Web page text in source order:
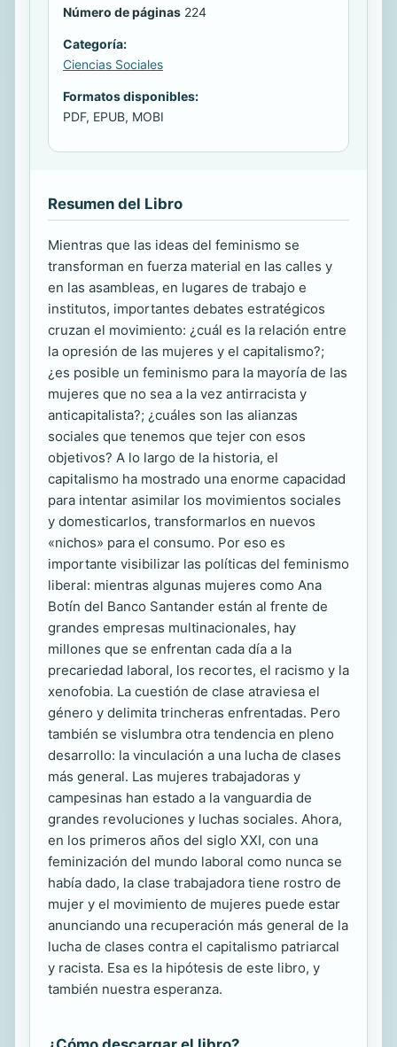
Número de páginas 224
Categoría:
Ciencias Sociales
Formatos disponibles:
PDF, EPUB, MOBI
Resumen del Libro
Mientras que las ideas del feminismo se
transforman en fuerza material en las calles y
en las asambleas, en lugares de trabajo e
institutos, importantes debates estratégicos
cruzan el movimiento: ¿cuál es la relación entre
la opresión de las mujeres y el capitalismo?;
¿es posible un feminismo para la mayoría de las
mujeres que no sea a la vez antirracista y
anticapitalista?; ¿cuáles son las alianzas
sociales que tenemos que tejer con esos
objetivos? A lo largo de la historia, el
capitalismo ha mostrado una enorme capacidad
para intentar asimilar los movimientos sociales
y domesticarlos, transformarlos en nuevos
«nichos» para el consumo. Por eso es
importante visibilizar las políticas del feminismo
liberal: mientras algunas mujeres como Ana
Botín del Banco Santander están al frente de
grandes empresas multinacionales, hay
millones que se enfrentan cada día a la
precariedad laboral, los recortes, el racismo y la
xenofobia. La cuestión de clase atraviesa el
género y delimita trincheras enfrentadas. Pero
también se vislumbra otra tendencia en pleno
desarrollo: la vinculación a una lucha de clases
más general. Las mujeres trabajadoras y
campesinas han estado a la vanguardia de
grandes revoluciones y luchas sociales. Ahora,
en los primeros años del siglo XXI, con una
feminización del mundo laboral como nunca se
había dado, la clase trabajadora tiene rostro de
mujer y el movimiento de mujeres puede estar
anunciando una recuperación más general de la
lucha de clases contra el capitalismo patriarcal
y racista. Esa es la hipótesis de este libro, y
también nuestra esperanza.